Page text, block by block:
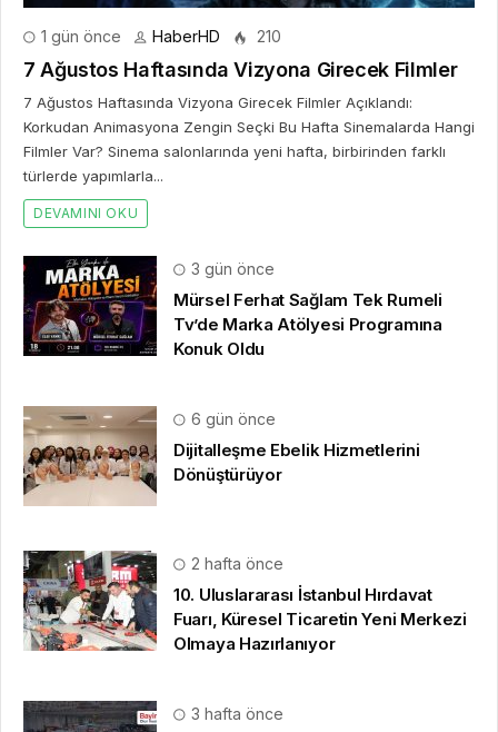
1 gün önce HaberHD 210
7 Ağustos Haftasında Vizyona Girecek Filmler
7 Ağustos Haftasında Vizyona Girecek Filmler Açıklandı:
Korkudan Animasyona Zengin Seçki Bu Hafta Sinemalarda Hangi
Filmler Var? Sinema salonlarında yeni hafta, birbirinden farklı
türlerde yapımlarla...
DEVAMINI OKU
3 gün önce
Mürsel Ferhat Sağlam Tek Rumeli
Tv’de Marka Atölyesi Programına
Konuk Oldu
6 gün önce
Dijitalleşme Ebelik Hizmetlerini
Dönüştürüyor
2 hafta önce
10. Uluslararası İstanbul Hırdavat
Fuarı, Küresel Ticaretin Yeni Merkezi
Olmaya Hazırlanıyor
3 hafta önce